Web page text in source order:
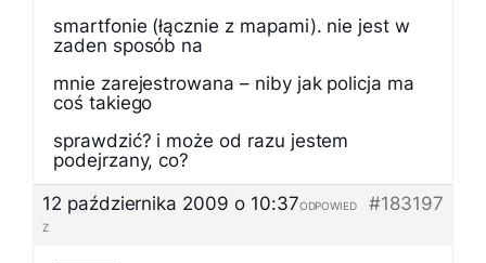
smartfonie (łącznie z mapami). nie jest w
zaden sposób na
mnie zarejestrowana – niby jak policja ma
coś takiego
sprawdzić? i może od razu jestem
podejrzany, co?
12 października 2009 o 10:37
#183197
ODPOWIED
Z